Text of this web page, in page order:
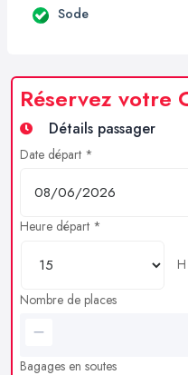
Sode
Réservez votre
Détails passager
Date départ *
Heure départ *
H
Nombre de places
Bagages en soutes